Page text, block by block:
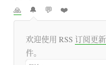
🙏
🔔 💬 ❤️
欢迎使用 RSS 订阅更新
件。